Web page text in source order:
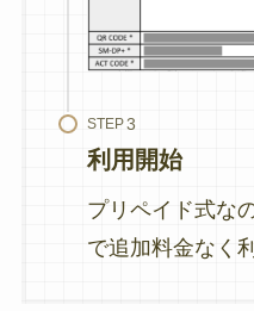
STEP
利用開始
プリペイド式な
で追加料金なく